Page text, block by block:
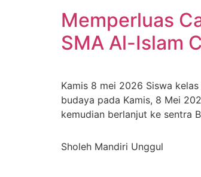
Memperluas
SMA Al-Islam
Kamis 8 mei 2026 Siswa
budaya pada Kamis, 8 Mei
kemudian berlanjut ke sentra
Sholeh Mandiri Unggul